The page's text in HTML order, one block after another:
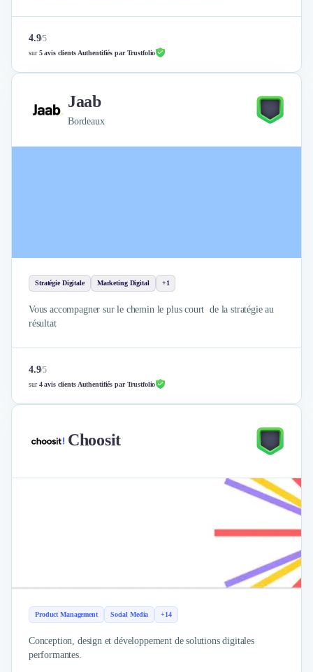
4.9/5
sur5 avis clients Authentifiés par Trustfolio
Jaab
Bordeaux
Stratégie Digitale Marketing Digital +1
Vous accompagner sur le chemin le plus court de la stratégie au
résultat
4.9/5
sur4 avis clients Authentifiés par Trustfolio
Choosit
Product Management Social Media +14
Conception, design et développement de solutions digitales
performantes.